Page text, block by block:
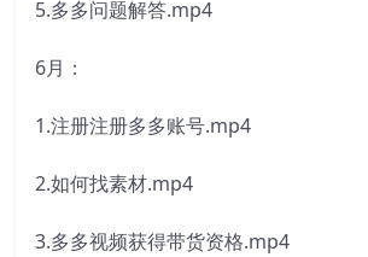
5.多多问题解答.mp4
6月：
1.注册注册多多账号.mp4
2.如何找素材.mp4
3.多多视频获得带货资格.mp4